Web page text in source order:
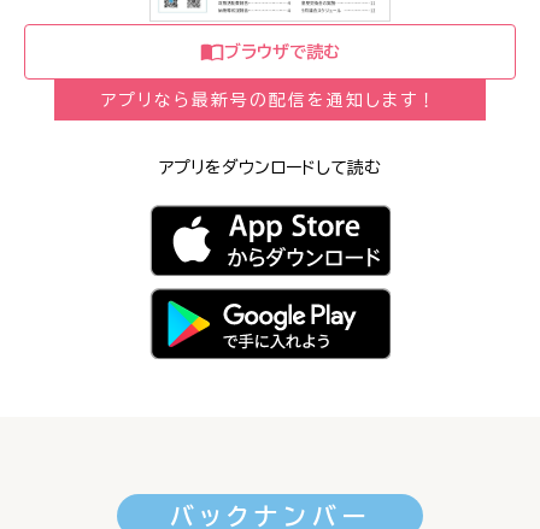
ブラウザで読む
アプリなら最新号の配信を通知します！
アプリをダウンロードして読む
バックナンバー